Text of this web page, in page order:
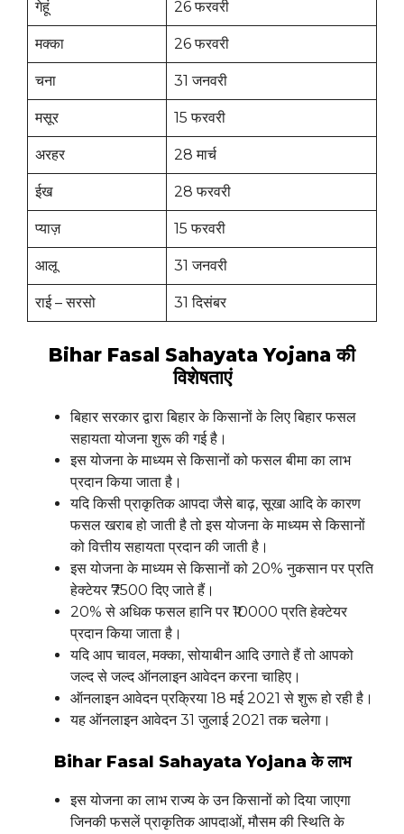
गेहूं 26 फरवरी
मक्का 26 फरवरी
चना 31 जनवरी
मसूर 15 फरवरी
अरहर 28 मार्च
ईख 28 फरवरी
प्याज़ 15 फरवरी
आलू 31 जनवरी
राई – सरसो 31 दिसंबर
Bihar Fasal Sahayata Yojana की
विशेषताएं
बिहार सरकार द्वारा बिहार के किसानों के लिए बिहार फसल
सहायता योजना शुरू की गई है।
इस योजना के माध्यम से किसानों को फसल बीमा का लाभ
प्रदान किया जाता है।
यदि किसी प्राकृतिक आपदा जैसे बाढ़, सूखा आदि के कारण
फसल खराब हो जाती है तो इस योजना के माध्यम से किसानों
को वित्तीय सहायता प्रदान की जाती है।
इस योजना के माध्यम से किसानों को 20% नुकसान पर प्रति
हेक्टेयर ₹7500 दिए जाते हैं।
20% से अधिक फसल हानि पर ₹10000 प्रति हेक्टेयर
प्रदान किया जाता है।
यदि आप चावल, मक्का, सोयाबीन आदि उगाते हैं तो आपको
जल्द से जल्द ऑनलाइन आवेदन करना चाहिए।
ऑनलाइन आवेदन प्रक्रिया 18 मई 2021 से शुरू हो रही है।
यह ऑनलाइन आवेदन 31 जुलाई 2021 तक चलेगा।
Bihar Fasal Sahayata Yojanaके लाभ
इस योजना का लाभ राज्य के उन किसानों को दिया जाएगा
जिनकी फसलें प्राकृतिक आपदाओं, मौसम की स्थिति के